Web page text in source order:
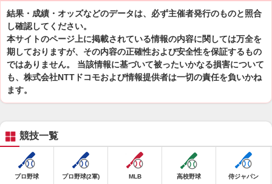
結果・成績・オッズなどのデータは、必ず主催者発行のものと照合
し確認してください。
本サイトのページ上に掲載されている情報の内容に関しては万全を
期しておりますが、その内容の正確性および安全性を保証するもの
ではありません。 当該情報に基づいて被ったいかなる損害について
も、株式会社NTTドコモおよび情報提供者は一切の責任を負いかね
ます。
競技一覧
プロ野球 プロ野球(2軍) MLB 高校野球 侍ジャパン